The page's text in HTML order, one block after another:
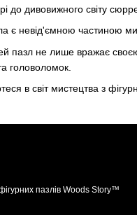
до дивовижного світу
є невід'ємною частиною
пазл не лише вражає
головоломок.
в світ мистецтва з
пазлів Woods Story™